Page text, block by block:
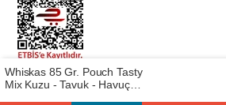
Telif Hakkı © 2026Afeks Yapı Market
.
Bu web sitesindeki tüm ürünler ticari
görsel ve yazılı içerikler firmamıza ait olup,
Whiskas 85 Gr. Pouch Tasty
Mix Kuzu - Tavuk - Havuç